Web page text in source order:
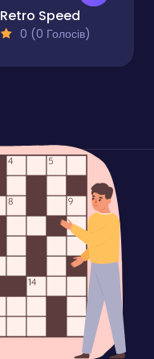
Retro Speed
0 (0 Голосів)